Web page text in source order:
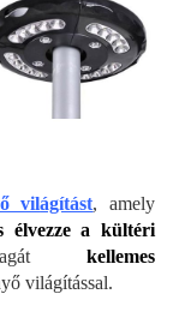
világítást, amely
élvezze a kültéri
kellemes
világítással.